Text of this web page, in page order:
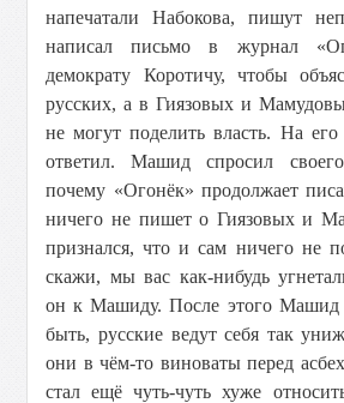
напечатали Набокова, пишут
написал письмо в журнал
демократу Коротичу, чтобы
русских, а в Гиязовых и
не могут поделить власть. На
ответил. Машид спросил
почему «Огонёк» продолжает
ничего не пишет о Гиязовых и
признался, что и сам ничего не
скажи, мы вас как-нибудь
он к Машиду. После этого Машид
быть, русские ведут себя так
они в чём-то виноваты перед
стал ещё чуть-чуть хуже